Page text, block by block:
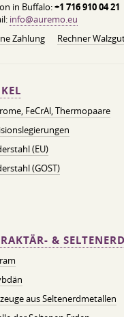
in Buffalo:+1 716 910 04 21
info@auremo.eu
Zahlung
Rechner
FeСrAl, ​​Thermopaare
(EU)
(GOST)
&
aus Seltenerdmetallen